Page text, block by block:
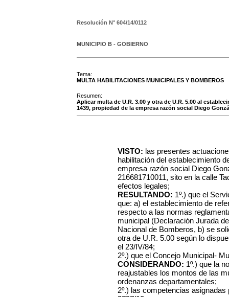
Resolución N° 604/14/0112
MUNICIPIO B - GOBIERNO
Tema:
MULTA HABILITACIONES MUNICIPALES Y BOMBEROS
Resumen:
Aplicar multa de U.R. 3.00 y otra de U.R. 5.00 al
1439, propiedad de la empresa razón social Diego
VISTO: las presentes
habilitación del establecimiento
empresa razón social Diego
216681710011, sito en la calle
efectos legales;
RESULTANDO: 1º.) que el
que: a) el establecimiento de
respecto a las normas
municipal (Declaración Jurada
Nacional de Bomberos, b) se
otra de U.R. 5.00 según lo
el 23/IV/84;
2º.) que el Concejo Municipal-
CONSIDERANDO: 1º.) que la
reajustables los montos de las
ordenanzas departamentales;
2º.) las competencias